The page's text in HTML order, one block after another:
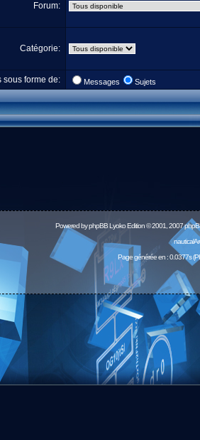
Forum:
Catégorie:
sous forme de: Messages Sujets
Powered byphpBBLyoko Edition © 2001, 2007
Page générée en : 0.0377s